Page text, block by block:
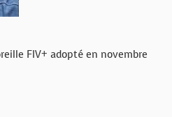
FIV+ adopté en novembre